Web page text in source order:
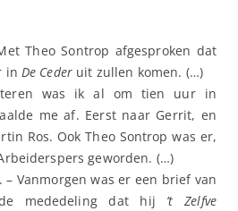
Theo Sontrop afgesproken dat
in De Ceder uit zullen komen. (…)
was ik al om tien uur in
me af. Eerst naar Gerrit, en
Ros. Ook Theo Sontrop was er,
geworden. (…)
– Vanmorgen was er een brief van
mededeling dat hij ’t Zelfve